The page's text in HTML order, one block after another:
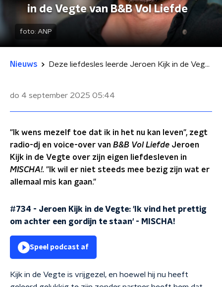
in de Vegte van B&B Vol Liefde
foto: ANP
Nieuws Deze liefdesles leerde Jeroen Kijk in de Vegte van B&B Vol Liefde
do 4 september 2025 05:44
"Ik wens mezelf toe dat ik in het nu kan leven", zegt
radio-dj en voice-over van B&B Vol Liefde Jeroen
Kijk in de Vegte over zijn eigen liefdesleven in
MISCHA!. "Ik wil er niet steeds mee bezig zijn wat er
allemaal mis kan gaan."
#734 - Jeroen Kijk in de Vegte: 'Ik vind het prettig
om achter een gordijn te staan' - MISCHA!
Speel podcast af
Kijk in de Vegte is vrijgezel, en hoewel hij nu heeft